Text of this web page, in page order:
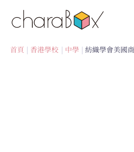
首頁 香港學校 中學 紡織學會美國